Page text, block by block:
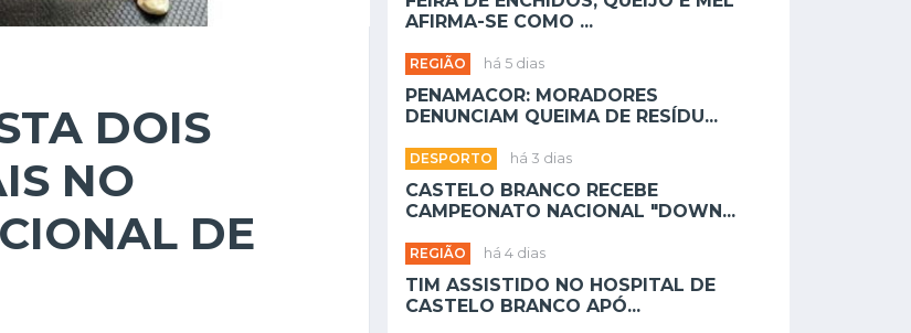
DOIS
NO
DE
AFIRMA-SE COMO ...
REGIÃO há 5 dias
PENAMACOR: MORADORES
DENUNCIAM QUEIMA DE RESÍDU...
DESPORTO há 3 dias
CASTELO BRANCO RECEBE
CAMPEONATO NACIONAL "DOWN...
REGIÃO há 4 dias
TIM ASSISTIDO NO HOSPITAL DE
CASTELO BRANCO APÓ...